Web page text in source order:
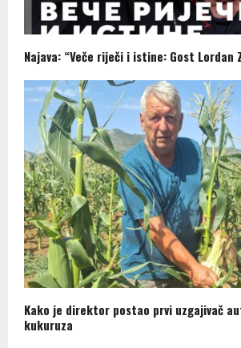
Najava: “Veče riječi i istine: Gost Lordan
Kako je direktor postao prvi uzgajivač
kukuruza